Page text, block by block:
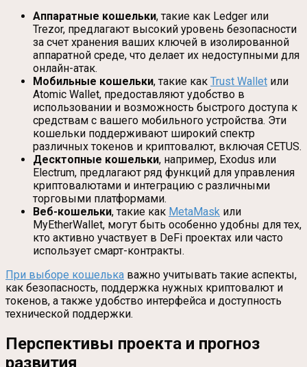
Аппаратные кошельки, такие как Ledger или
Trezor, предлагают высокий уровень безопасности
за счет хранения ваших ключей в изолированной
аппаратной среде, что делает их недоступными для
онлайн-атак.
Мобильные кошельки, такие как Trust Wallet или
Atomic Wallet, предоставляют удобство в
использовании и возможность быстрого доступа к
средствам с вашего мобильного устройства. Эти
кошельки поддерживают широкий спектр
различных токенов и криптовалют, включая CETUS.
Десктопные кошельки, например, Exodus или
Electrum, предлагают ряд функций для управления
криптовалютами и интеграцию с различными
торговыми платформами.
Веб-кошельки, такие как MetaMask или
MyEtherWallet, могут быть особенно удобны для тех,
кто активно участвует в DeFi проектах или часто
использует смарт-контракты.
При выборе кошелька важно учитывать такие аспекты,
как безопасность, поддержка нужных криптовалют и
токенов, а также удобство интерфейса и доступность
технической поддержки.
Перспективы проекта и прогноз
развития